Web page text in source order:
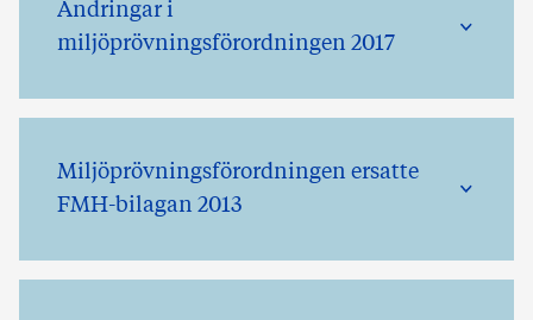
Ändringar i
miljöprövningsförordningen 2017
Miljöprövningsförordningen ersatte
FMH-bilagan 2013